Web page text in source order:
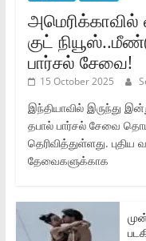
அமெரிக்காவில்
குட்
பார்சல் சேவை!
15 October 2025
இந்தியாவில் இருந்து
தபால் பார்சல் சேவை
தெரிவித்துள்ளது. புதிய
தேவைகளுக்காக